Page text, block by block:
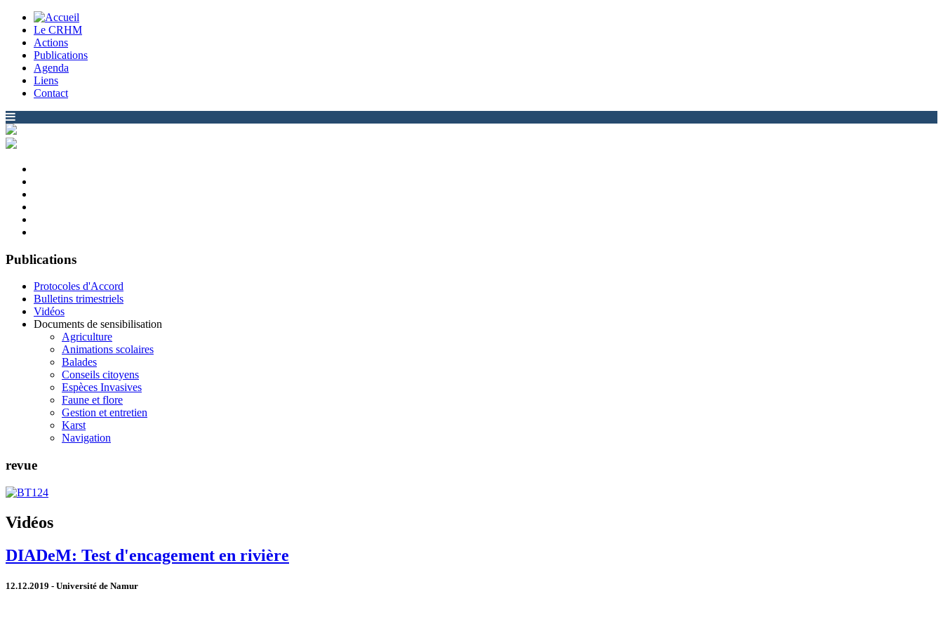
Le CRHM
Actions
Publications
Agenda
Liens
Contact
Publications
Protocoles d'Accord
Bulletins trimestriels
Vidéos
Documents de sensibilisation
Agriculture
Animations scolaires
Balades
Conseils citoyens
Espèces Invasives
Faune et flore
Gestion et entretien
Karst
Navigation
revue
Vidéos
DIADeM: Test d'encagement en rivière
12.12.2019 - Université de Namur